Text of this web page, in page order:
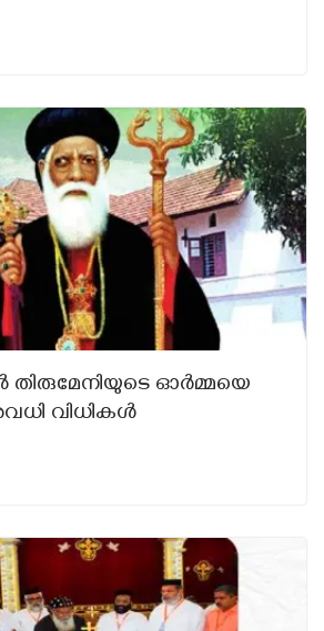
തിരുമേനിയുടെ ഓര്‍മ്മയെ
വിധികള്‍